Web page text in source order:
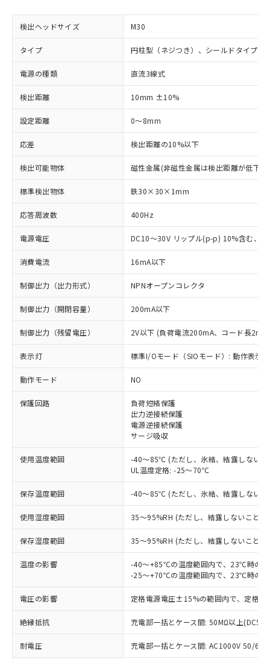
検出ヘッドサイズ M30
タイプ 円柱型（ネジつき）、シールドタイプ
電源の種類 直流3線式
検出距離 10mm ±10%
設定距離 0～8mm
応差 検出距離の10%以下
検出可能物体 磁性金属(非磁性金属は検出距離が低下し
標準検出物体 鉄30×30×1mm
応答周波数 400Hz
電源電圧 DC10～30V リップル(p-p) 10%含む、
消費電流 16mA以下
制御出力（出力形式） NPNオープンコレクタ
制御出力（開閉容量） 200mA以下
制御出力（残留電圧） 2V以下 (負荷電流200mA、コード長2m
表示灯 標準I/Oモード（SIOモード）: 動作表示
動作モード NO
保護回路
負荷短絡保護
出力逆接続保護
電源逆接続保護
サージ吸収
使用温度範囲
-40～85℃ (ただし、氷結、結露しないこ
UL温度定格: -25～70℃
保存温度範囲 -40～85℃ (ただし、氷結、結露しないこ
使用湿度範囲 35～95%RH (ただし、結露しないこと)
保存湿度範囲 35～95%RH (ただし、結露しないこと)
温度の影響
-40～+85℃の温度範囲内で、23℃時の
-25～+70℃の温度範囲内で、23℃時の
電圧の影響 定格電源電圧±15%の範囲内で、定格
絶縁抵抗 充電部一括とケース間: 50MΩ以上
耐電圧 充電部一括とケース間: AC1000V 50/
ご利用条件
ご利用ください。
本サービスは、当社制御機器事業取扱
商品の当社在庫状況および標準価格
(税抜)を提供させていただくもので
当社制御機器事業取扱商品の中には、
本サービスの対象外となる商品もある
ことをご了承ください。
対応済み：EU RoHS指令（10物質）の
非含有に対応した製品が提供可能な商品で
有に対応した製品に切り替える予定のある
商品です。
対応予定なし：EU RoHS指令（10物質）の
非含有に非対応の商品で、対応品を出す予
調査・確認中：EU RoHS指令（10物質）の
非含有の対応状況を調査中または確認中の
非該当品：ライセンス料など無形物で、有
害物質有無と関係のない商品です。
仕入先様の事情により、非含有部品として
むを得ず変更することがあります。
※1 中国RoHS○×表
「○」：最大均質材料含有率が中国RoHSの
基準値以下であることを示します。
「×」：最大均質材料含有率が中国RoHSの
基準値を超えていることを示します。
「－」：未確認です。当社販売部門へお問
当社は、これら貴社製品のうち、外国